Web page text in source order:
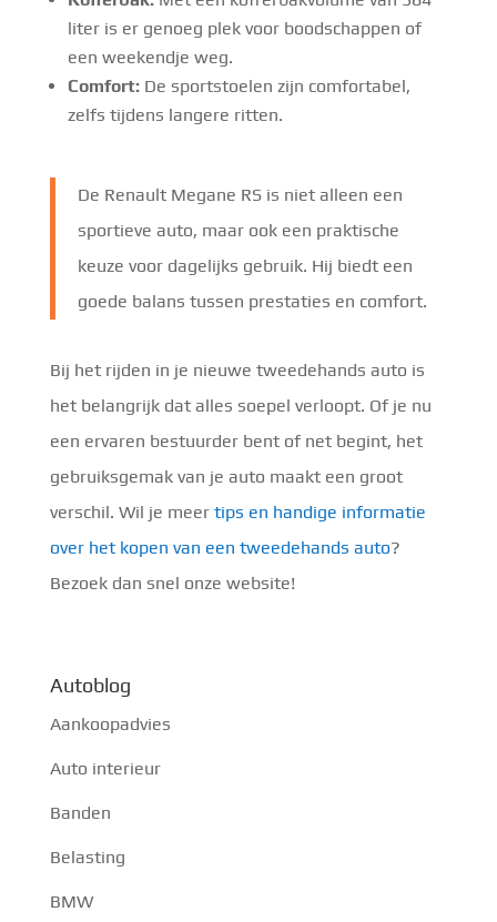
liter is er genoeg plek voor boodschappen of
een weekendje weg.
Comfort:De sportstoelen zijn comfortabel,
zelfs tijdens langere ritten.
De Renault Megane RS is niet alleen een
sportieve auto, maar ook een praktische
keuze voor dagelijks gebruik. Hij biedt een
goede balans tussen prestaties en comfort.
Bij het rijden in je nieuwe tweedehands auto is
het belangrijk dat alles soepel verloopt. Of je nu
een ervaren bestuurder bent of net begint, het
gebruiksgemak van je auto maakt een groot
verschil. Wil je meer tips en handige informatie
over het kopen van een tweedehands auto?
Bezoek dan snel onze website!
Autoblog
Aankoopadvies
Auto interieur
Banden
Belasting
BMW